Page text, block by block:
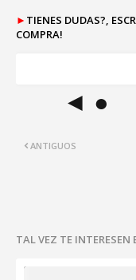
► TIENES DUDAS?,
COMPRA!
◄ ●
ANTIGUOS
TAL VEZ TE INTERESEN